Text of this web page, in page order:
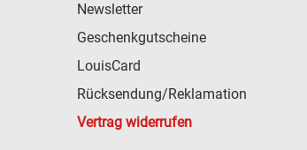
Newsletter
Geschenkgutscheine
LouisCard
Rücksendung/Reklamation
Vertrag widerrufen